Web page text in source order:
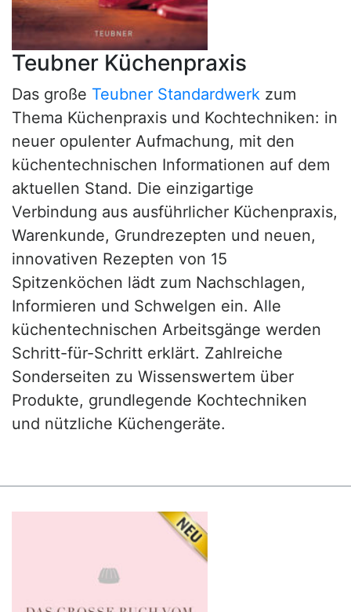
Teubner Küchenpraxis
Das große Teubner Standardwerk zum
Thema Küchenpraxis und Kochtechniken: in
neuer opulenter Aufmachung, mit den
küchentechnischen Informationen auf dem
aktuellen Stand. Die einzigartige
Verbindung aus ausführlicher Küchenpraxis,
Warenkunde, Grundrezepten und neuen,
innovativen Rezepten von 15
Spitzenköchen lädt zum Nachschlagen,
Informieren und Schwelgen ein. Alle
küchentechnischen Arbeitsgänge werden
Schritt-für-Schritt erklärt. Zahlreiche
Sonderseiten zu Wissenswertem über
Produkte, grundlegende Kochtechniken
und nützliche Küchengeräte.